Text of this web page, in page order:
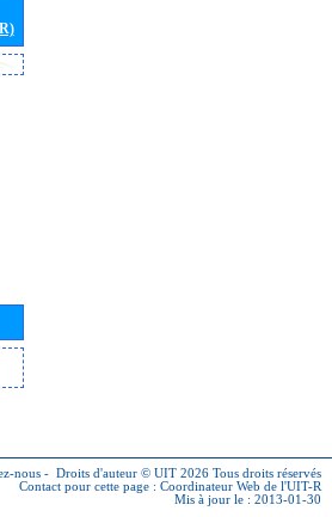
nous - Droits d'auteur © UIT 2026 Tous droits réservés
Contact pour cette page : Coordinateur Web de l'UIT-R
Mis à jour le : 2013-01-30